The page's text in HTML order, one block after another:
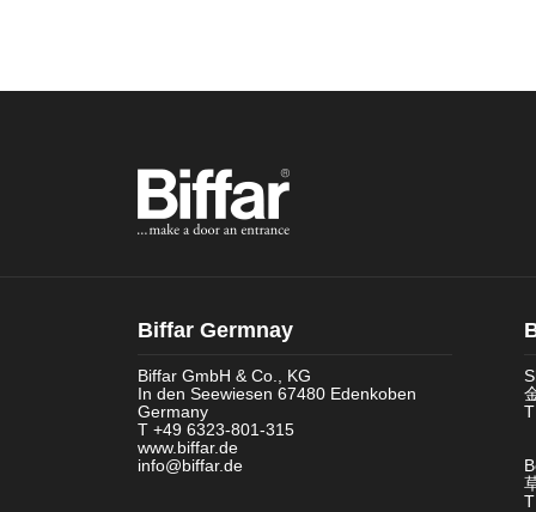
Biffar Germnay
Biffar GmbH & Co., KG
In den Seewiesen 67480 Edenkoben
Germany
T +49 6323-801-315
www.biffar.de
info@biffar.de